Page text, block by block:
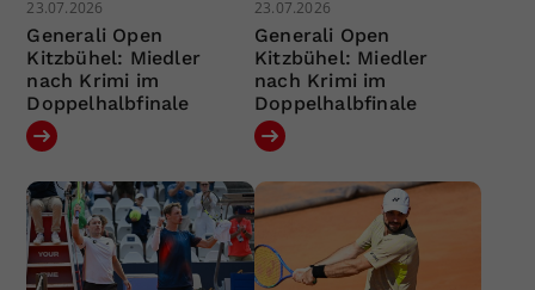
23.07.2026
Generali Open
Kitzbühel: Miedler
nach Krimi im
Doppelhalbfinale
23.07.2026
Generali Open
Kitzbühel: Miedler
nach Krimi im
Doppelhalbfinale